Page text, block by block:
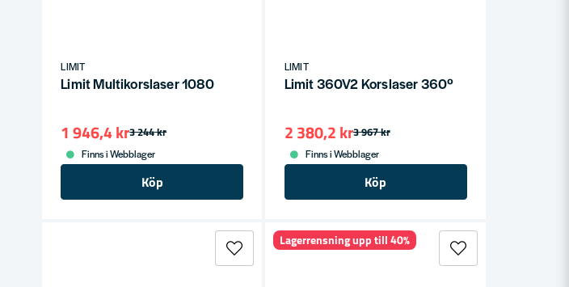
LIMIT
Limit Multikorslaser 1080
3 244 kr
1 946,4 kr
Finns i Webblager
Köp
LIMIT
Limit 360V2 Korslaser 360º
3 967 kr
2 380,2 kr
Finns i Webblager
Köp
Lagerrensning upp till 40%